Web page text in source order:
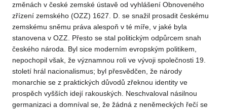
změnách v české zemské ústavě od vyhlášení Obnoveného
zřízení zemského (OZZ) 1627. D. se snažil prosadit českému
zemskému sněmu práva alespoň v té míře, v jaké byla
stanovena v OZZ. Přesto se stal politickým odpůrcem snah
českého národa. Byl sice moderním evropským politikem,
nepochopil však, že významnou roli ve vývoji společnosti 19.
století hrál nacionalismus; byl přesvědčen, že národy
monarchie se z praktických důvodů zřeknou identity ve
prospěch vyšších idejí rakouských. Neschvaloval násilnou
germanizaci a domníval se, že žádná z neněmeckých řečí se